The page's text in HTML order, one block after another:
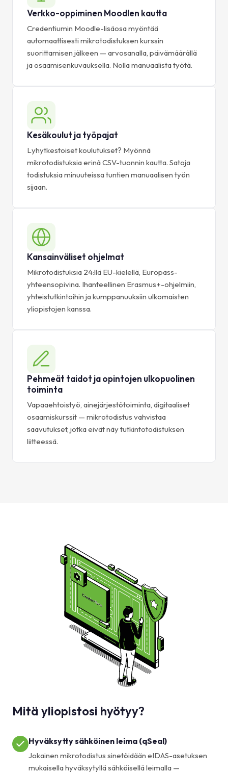
Verkko-oppiminen Moodlen kautta
Credentiumin Moodle-lisäosa myöntää
automaattisesti mikrotodistuksen kurssin
suorittamisen jälkeen — arvosanalla, päivämäärällä
ja osaamisenkuvauksella. Nolla manuaalista työtä.
Kesäkoulut ja työpajat
Lyhytkestoiset koulutukset? Myönnä
mikrotodistuksia erinä CSV-tuonnin kautta. Satoja
todistuksia minuuteissa tuntien manuaalisen työn
sijaan.
Kansainväliset ohjelmat
Mikrotodistuksia 24:llä EU-kielellä, Europass-
yhteensopivina. Ihanteellinen Erasmus+-ohjelmiin,
yhteistutkintoihin ja kumppanuuksiin ulkomaisten
yliopistojen kanssa.
Pehmeät taidot ja opintojen ulkopuolinen
toiminta
Vapaaehtoistyö, ainejärjestötoiminta, digitaaliset
osaamiskurssit — mikrotodistus vahvistaa
saavutukset, jotka eivät näy tutkintotodistuksen
liitteessä.
Mitä yliopistosi hyötyy?
Hyväksytty sähköinen leima (qSeal)
Jokainen mikrotodistus sinetöidään eIDAS-asetuksen
mukaisella hyväksytyllä sähköisellä leimalla —